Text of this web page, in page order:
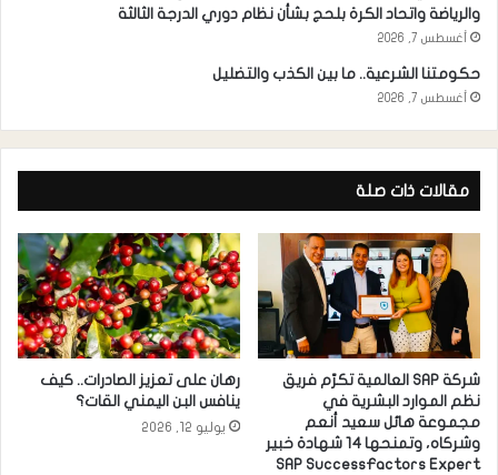
والرياضة واتحاد الكرة بلحج بشأن نظام دوري الدرجة الثالثة
أغسطس 7, 2026
حكومتنا الشرعية.. ما بين الكذب والتضليل
أغسطس 7, 2026
مقالات ذات صلة
شركة SAP العالمية تكرّم فريق
نظم الموارد البشرية في
مجموعة هائل سعيد أنعم
وشركاه، وتمنحها 14 شهادة خبير
SAP SuccessFactors Expert
رهان على تعزيز الصادرات.. كيف
ينافس البن اليمني القات؟
يوليو 12, 2026